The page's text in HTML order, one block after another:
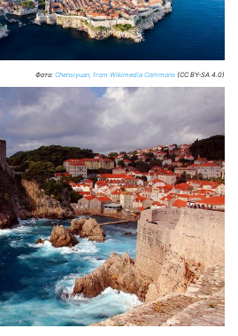
Фото: Chensiyuan, from Wikimedia Commons (CC BY-SA 4.0)